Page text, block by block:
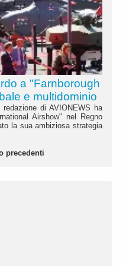
a "Farnborough
e multidominio
di AVIONEWS ha
Airshow" nel Regno
la sua ambiziosa strategia
precedenti